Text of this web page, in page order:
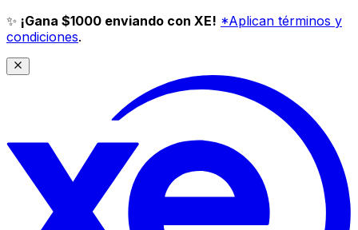
✨ ¡Gana $1000 enviando con XE! *Aplican términos y
condiciones.